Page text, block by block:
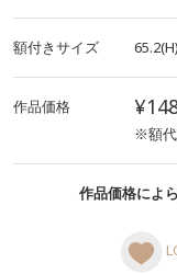
額付きサイズ
作品価格
※額代
作品価格によ